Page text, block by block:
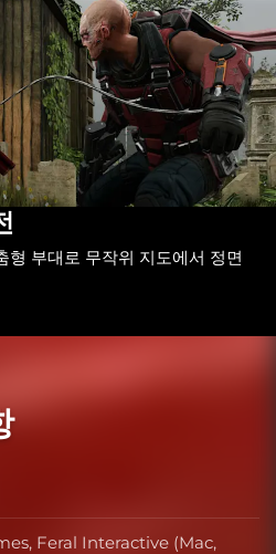
형 부대로 무작위 지도에서 정면
Feral Interactive (Mac,